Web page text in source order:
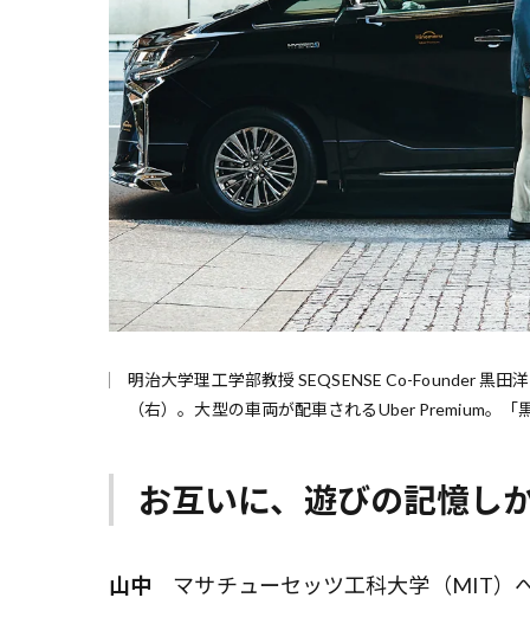
明治大学理工学部教授 SEQSENSE Co-Founder 黒田
（右）。大型の車両が配車されるUber Premium。
お互いに、遊びの記憶し
山中 マサチューセッツ工科大学（MIT）